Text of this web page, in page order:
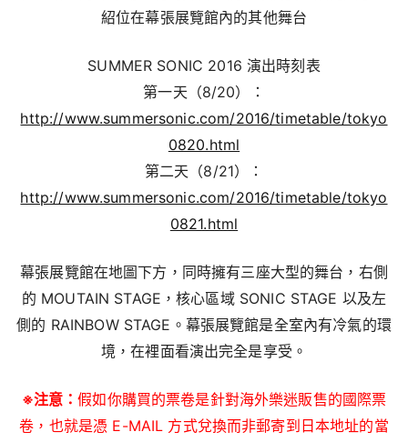
紹位在幕張展覽館內的其他舞台
SUMMER SONIC 2016 演出時刻表
第一天（8/20）：
http://www.summersonic.com/2016/timetable/tokyo
0820.html
第二天（8/21）：
http://www.summersonic.com/2016/timetable/tokyo
0821.html
幕張展覽館在地圖下方，同時擁有三座大型的舞台，右側
的 MOUTAIN STAGE，核心區域 SONIC STAGE 以及左
側的 RAINBOW STAGE。幕張展覽館是全室內有冷氣的環
境，在裡面看演出完全是享受。
※注意：假如你購買的票卷是針對海外樂迷販售的國際票
卷，也就是憑 E-MAIL 方式兌換而非郵寄到日本地址的當